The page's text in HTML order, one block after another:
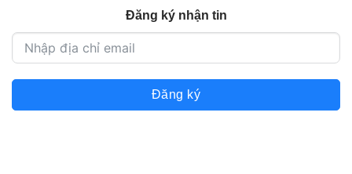
Đăng ký nhận tin
Đăng ký